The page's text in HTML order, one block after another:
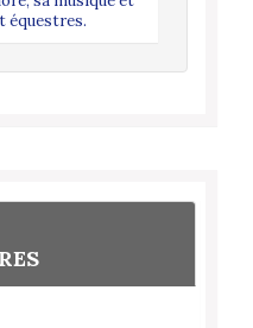
équestres.
aussi